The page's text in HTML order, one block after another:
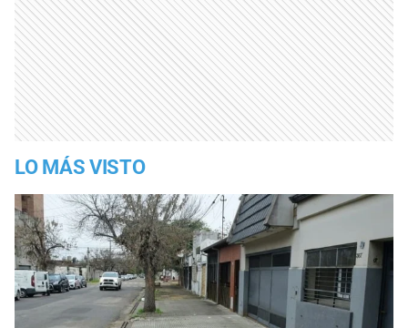
LO MÁS VISTO